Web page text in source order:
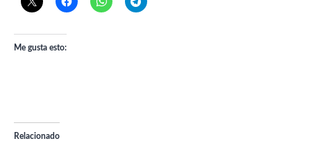
Me gusta esto:
Relacionado